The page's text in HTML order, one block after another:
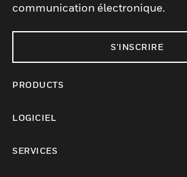
communication électronique.
S'INSCRIRE
PRODUCTS
LOGICIEL
SERVICES